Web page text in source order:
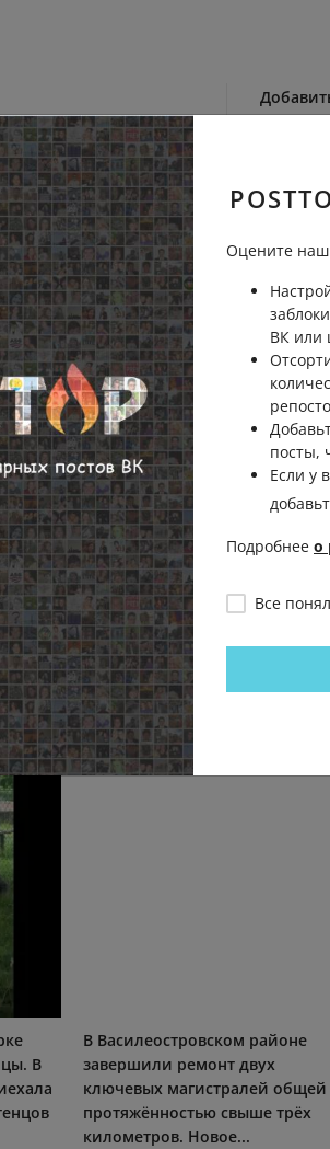
одной из
ленинградской.
Пожаловаться
работа🙏
Пожаловаться
уму не постижимо
Пожаловаться
В
В Василеостровском районе
завершили ремонт двух
ключевых магистралей общей
протяжённостью свыше трёх
километров. Новое...
Оцените
ВК или
посты,
Если у
Подробнее о
Все